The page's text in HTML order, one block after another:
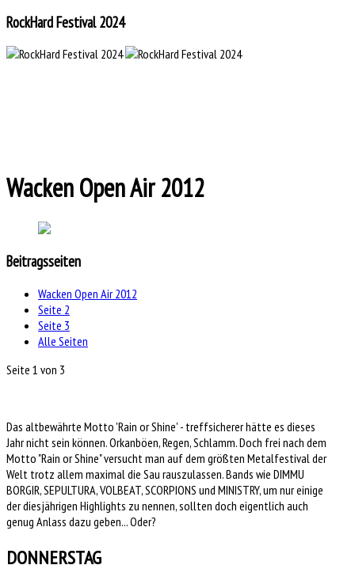
RockHard Festival 2024
Wacken Open Air 2012
Beitragsseiten
Wacken Open Air 2012
Seite 2
Seite 3
Alle Seiten
Seite 1 von 3
Das altbewährte Motto 'Rain or Shine' - treffsicherer hätte es dieses
Jahr nicht sein können. Orkanböen, Regen, Schlamm. Doch frei nach dem
Motto "Rain or Shine" versucht man auf dem größten Metalfestival der
Welt trotz allem maximal die Sau rauszulassen. Bands wie DIMMU
BORGIR, SEPULTURA, VOLBEAT, SCORPIONS und MINISTRY, um nur einige
der diesjährigen Highlights zu nennen, sollten doch eigentlich auch
genug Anlass dazu geben... Oder?
DONNERSTAG